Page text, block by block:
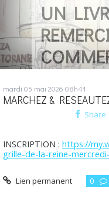
UN
mardi 05 mai 2026 08h41
MARCHEZ &
Share
INSCRIPTION : https://
grille-de-la-reine-
Lien permanent 0